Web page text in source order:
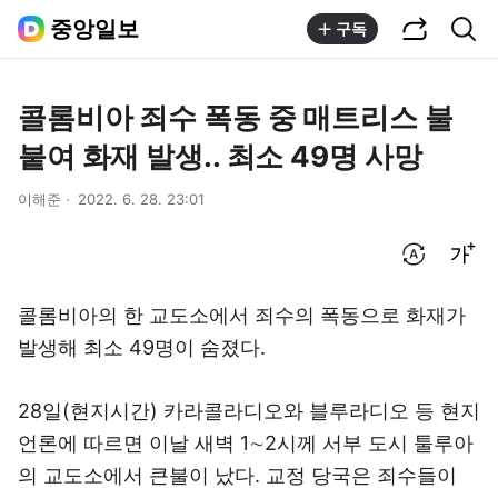
중앙일보 구독
콜롬비아 죄수 폭동 중 매트리스 불
붙여 화재 발생.. 최소 49명 사망
이해준 2022. 6. 28. 23:01
콜롬비아의 한 교도소에서 죄수의 폭동으로 화재가
발생해 최소 49명이 숨졌다.
28일(현지시간) 카라콜라디오와 블루라디오 등 현지
언론에 따르면 이날 새벽 1∼2시께 서부 도시 툴루아
의 교도소에서 큰불이 났다. 교정 당국은 죄수들이